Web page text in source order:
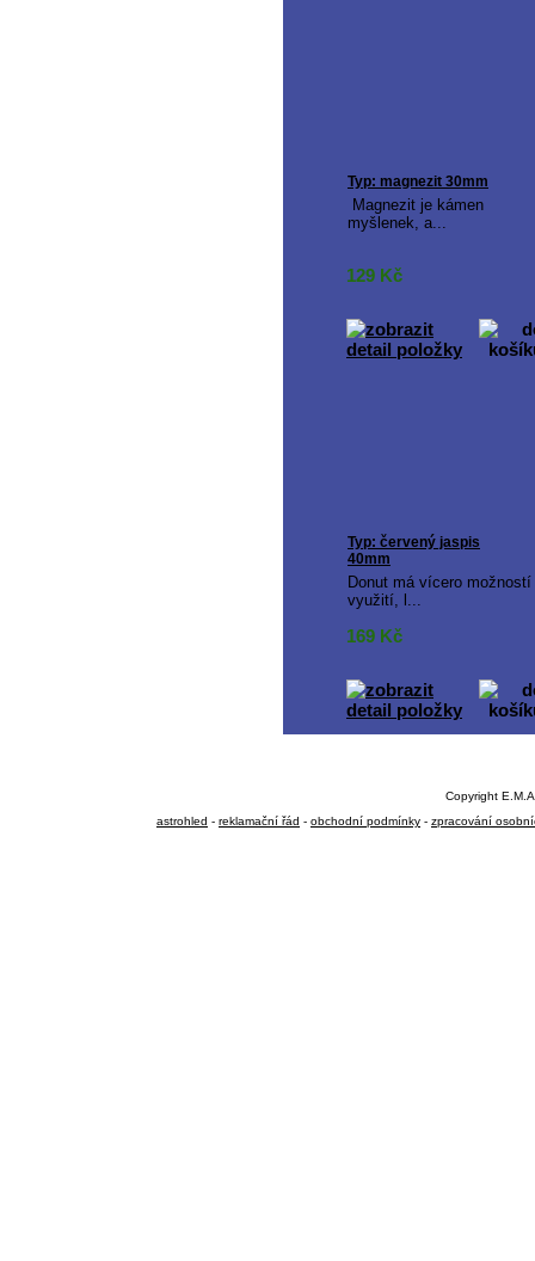
Typ: magnezit 30mm
Magnezit je kámen
myšlenek, a...
129 Kč
Typ: červený jaspis
40mm
Donut má vícero možností
využití, l...
169 Kč
Copyright
astrohled - reklamační řád - obchodní podmínky - zpracování